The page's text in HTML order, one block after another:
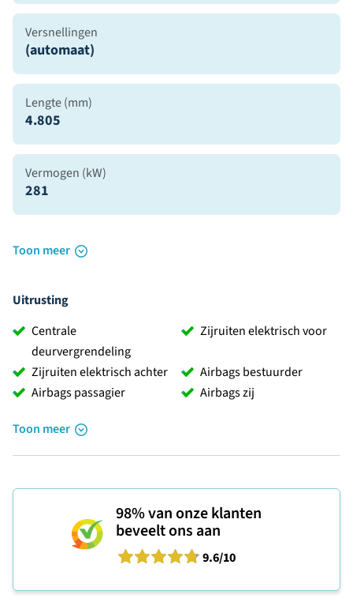
Versnellingen
(automaat)
Lengte (mm)
4.805
Vermogen (kW)
281
Toon meer
Uitrusting
Centrale
deurvergrendeling
Zijruiten elektrisch voor
Zijruiten elektrisch achter
Airbags bestuurder
Airbags passagier
Airbags zij
Toon meer
98%van onze klanten
beveelt ons aan
9.6/10